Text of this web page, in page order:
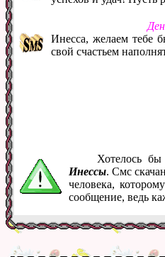
Инесса, желаем тебе
свой счастьем
Хотелось
Инессы. Смс
человека,
сообщение, ведь